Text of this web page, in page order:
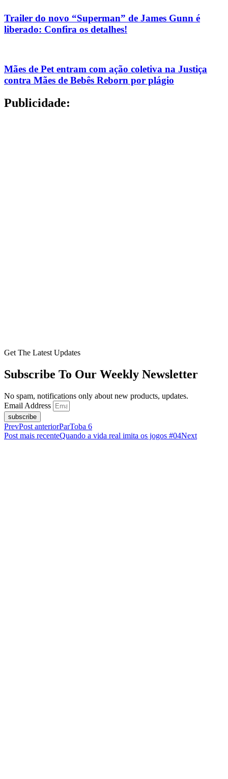
Trailer do novo “Superman” de James Gunn é
liberado: Confira os detalhes!
Mães de Pet entram com ação coletiva na Justiça
contra Mães de Bebês Reborn por plágio
Publicidade:
Get The Latest Updates
Subscribe To Our Weekly Newsletter
No spam, notifications only about new products, updates.
Email Address
subscribe
PrevPost anteriorParToba 6
Post mais recenteQuando a vida real imita os jogos #04Next